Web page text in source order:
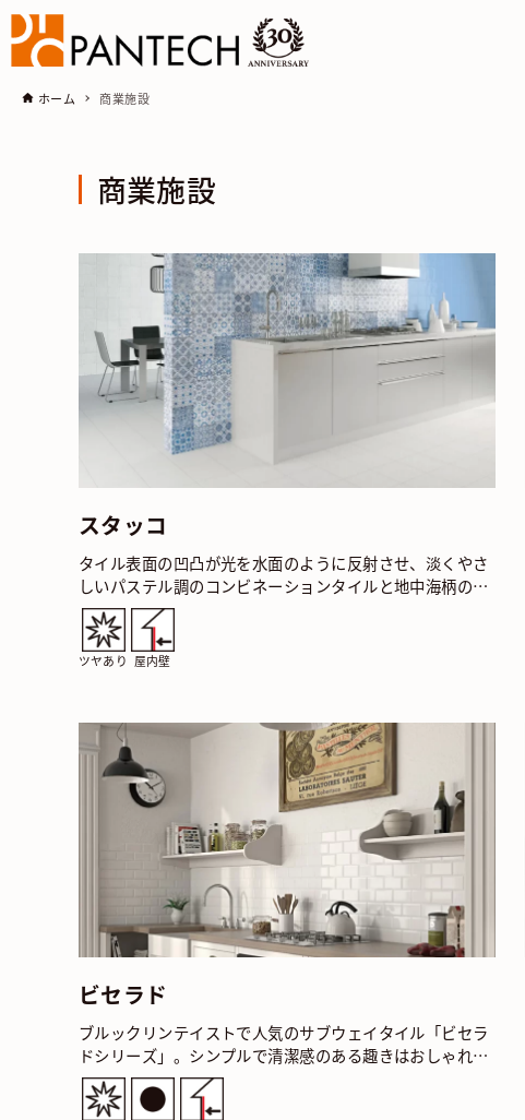
ホーム 商業施設
商業施設
スタッコ
タイル表面の凹凸が光を水面のように反射させ、淡くやさ
しいパステル調のコンビネーションタイルと地中海柄のデ
コータイルがあなたのオリジナリティを表現します。 スタ
ッ…
ツヤあり 屋内壁
ビセラド
ブルックリンテイストで人気のサブウェイタイル「ビセラ
ドシリーズ」。シンプルで清潔感のある趣きはおしゃれな
キッチンやサニタリースペースにぴったりです。 ビセラド
…